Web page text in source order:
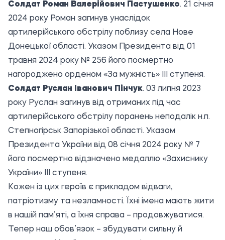
Солдат Роман Валерійович Пастушенко. 21 січня
2024 року Роман загинув унаслідок
артилерійського обстрілу поблизу села Нове
Донецької області. Указом Президента від 01
травня 2024 року № 256 його посмертно
нагороджено орденом «За мужність» ІІІ ступеня.
Солдат Руслан Іванович Пінчук. 03 липня 2023
року Руслан загинув від отриманих під час
артилерійського обстрілу поранень неподалік н.п.
Степногірськ Запорізької області. Указом
Президента України від 08 січня 2024 року № 7
його посмертно відзначено медаллю «Захиснику
України» ІІІ ступеня.
Кожен із цих героїв є прикладом відваги,
патріотизму та незламності. Їхні імена мають жити
в нашій пам’яті, а їхня справа – продовжуватися.
Тепер наш обов’язок – збудувати сильну й